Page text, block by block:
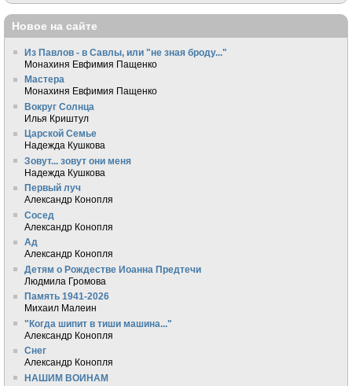
Новое на сайте
Из Павлов - в Савлы, или "не зная броду..."
Монахиня Евфимия Пащенко
Мастера
Монахиня Евфимия Пащенко
Вокруг Солнца
Илья Криштул
Царской Семье
Надежда Кушкова
Зовут... зовут они меня
Надежда Кушкова
Первый луч
Александр Конопля
Сосед
Александр Конопля
Ад
Александр Конопля
Детям о Рождестве Иоанна Предтечи
Людмила Громова
Память 1941-2026
Михаил Малеин
"Когда шипит в тиши машина..."
Александр Конопля
Снег
Александр Конопля
НАШИМ ВОИНАМ